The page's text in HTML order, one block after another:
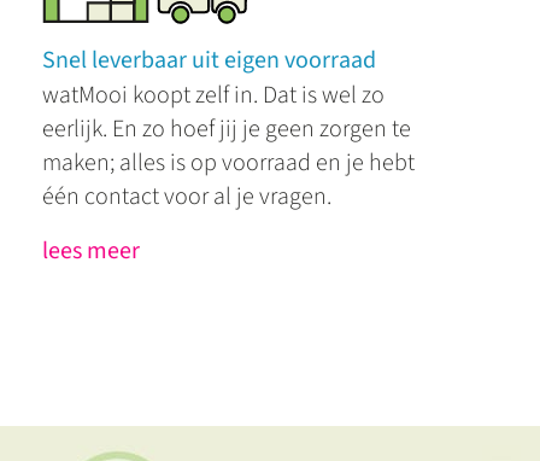
Snel leverbaar uit eigen voorraad
watMooi koopt zelf in. Dat is wel zo
eerlijk. En zo hoef jij je geen zorgen te
maken; alles is op voorraad en je hebt
één contact voor al je vragen.
lees meer